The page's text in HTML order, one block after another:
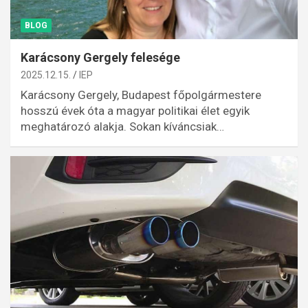
BLOG
Karácsony Gergely felesége
2025.12.15. IEP
Karácsony Gergely, Budapest főpolgármestere
hosszú évek óta a magyar politikai élet egyik
meghatározó alakja. Sokan kíváncsiak…